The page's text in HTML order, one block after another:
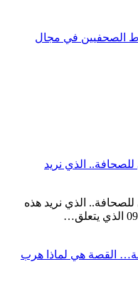
الصحفيين في مجال
الذي نريد
الذي نريد هذه
القصة هي لماذا هرب